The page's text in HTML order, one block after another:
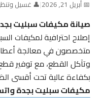
📅 أبريل 21, 2026 |👤 غسيل
صيانة مكيفات سبليت بجدة:
إصلاح احترافية لمكيفات
متخصصون في معالجة أعطال
وتآكل القطع، مع توفير قطع
بكفاءة عالية تحت أقسى
مكيفات سبليت بجدة